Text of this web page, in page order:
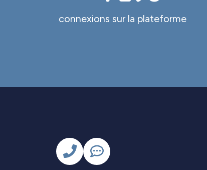
connexions sur la plateforme